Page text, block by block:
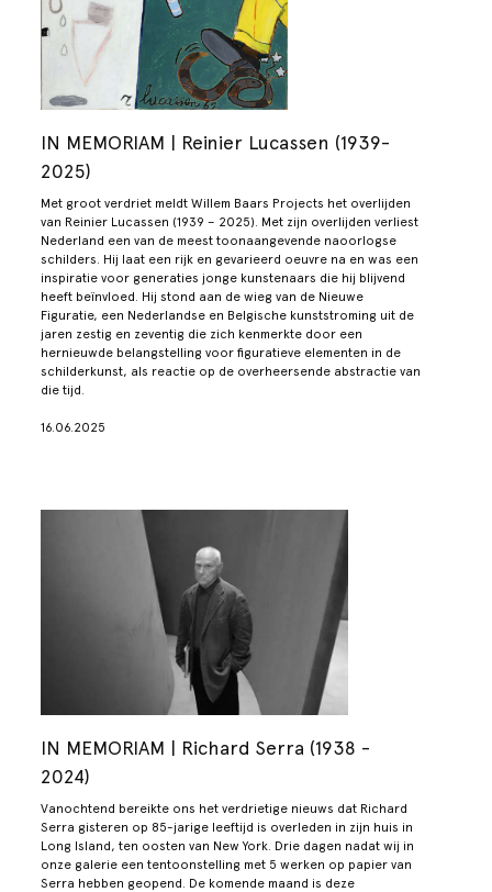
IN MEMORIAM | Reinier Lucassen (1939-
2025)
Met groot verdriet meldt Willem Baars Projects het overlijden
van Reinier Lucassen (1939 – 2025). Met zijn overlijden verliest
Nederland een van de meest toonaangevende naoorlogse
schilders. Hij laat een rijk en gevarieerd oeuvre na en was een
inspiratie voor generaties jonge kunstenaars die hij blijvend
heeft beïnvloed. Hij stond aan de wieg van de Nieuwe
Figuratie, een Nederlandse en Belgische kunststroming uit de
jaren zestig en zeventig die zich kenmerkte door een
hernieuwde belangstelling voor figuratieve elementen in de
schilderkunst, als reactie op de overheersende abstractie van
die tijd.
16.06.2025
IN MEMORIAM | Richard Serra (1938 -
2024)
Vanochtend bereikte ons het verdrietige nieuws dat Richard
Serra gisteren op 85-jarige leeftijd is overleden in zijn huis in
Long Island, ten oosten van New York. Drie dagen nadat wij in
onze galerie een tentoonstelling met 5 werken op papier van
Serra hebben geopend. De komende maand is deze